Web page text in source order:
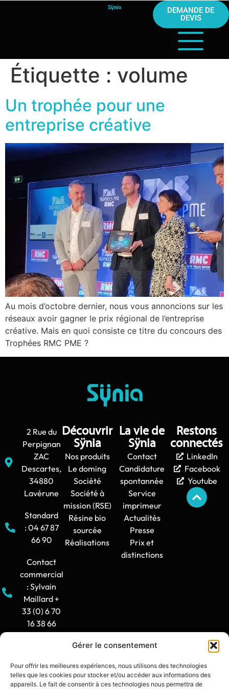
Gérer le consentement
Pour offrir les meilleures expériences, nous utilisons des technologies
telles que les cookies pour stocker et/ou accéder aux informations des
appareils. Le fait de consentir à ces technologies nous permettra de
DEMANDE DE
DEVIS
Étiquette : volume
Un trophée pour une
entreprise créative
Au mois d’octobre dernier, nous vous annoncions sur les
réseaux avoir gagner le prix régional de l’entreprise
créative. Mais en quoi consiste ce titre du concours des
Trophées RMC PME ?
2 Rue du
Perpignan
ZAC
Descartes,
34880
Lavérune
Standard
: 04 67 87
66 90
Contact
commercial
: Sylvain
Maillard +
33 (0) 6 70
16 38 66
: 8h30-12h
/ 14h -
Découvrir
Sÿnia
Nos produits
Le doming
Société
Société à
mission (RSE)
Résine bio
sourcée
Réalisations
La vie de
Sÿnia
Contact
Candidature
spontannée
Service
imprimeur
Actualités
Presse
Prix et
distinctions
Restons
connectés
LinkedIn
Facebook
Youtube